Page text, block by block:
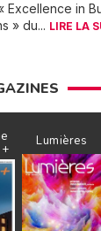
in
» du... LIRE LA
Lumières